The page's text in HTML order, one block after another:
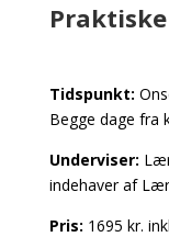
Tidspunkt:
Begge dage fra
Underviser:
indehaver af
Pris: 1695 kr.